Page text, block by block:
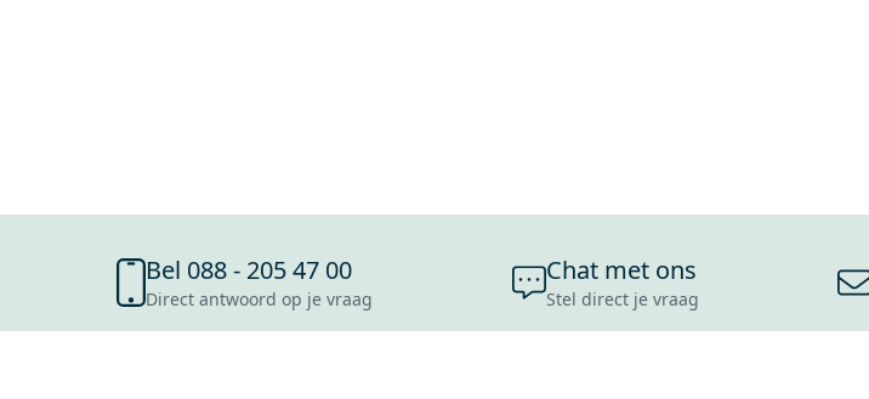
Bel 088 - 205 47 00
Direct antwoord op je vraag
Chat met ons
Stel direct je vraag